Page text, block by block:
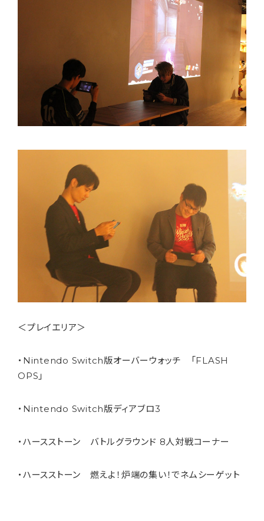
＜プレイエリア＞
・Nintendo Switch版オーバーウォッチ 「FLASH
OPS」
・Nintendo Switch版ディアブロ3
・ハースストーン バトルグラウンド 8人対戦コーナー
・ハースストーン 燃えよ！炉端の集い！でネムシーゲット